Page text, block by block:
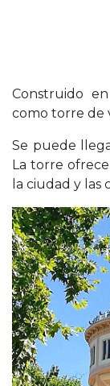
Construido
como torre de
Se puede
La torre
la ciudad y las